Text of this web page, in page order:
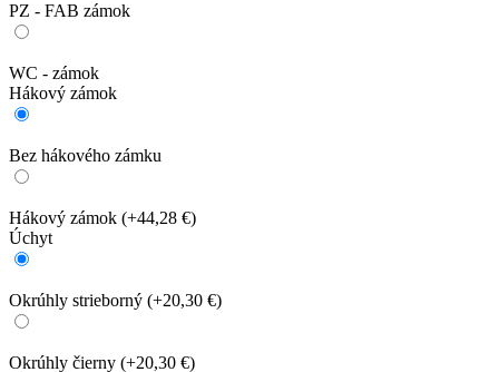
PZ - FAB zámok
WC - zámok
Hákový zámok
Bez hákového zámku
Hákový zámok (+44,28 €)
Úchyt
Okrúhly strieborný (+20,30 €)
Okrúhly čierny (+20,30 €)